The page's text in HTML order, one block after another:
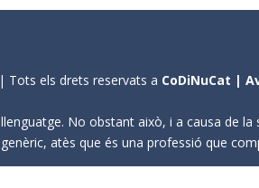
| Tots els drets reservats a CoDiNuCat |
No obstant això, i a causa de
atès que és una professió que